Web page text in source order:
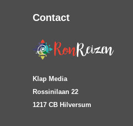
Contact
Klap Media
Rossinilaan 22
1217 CB Hilversum